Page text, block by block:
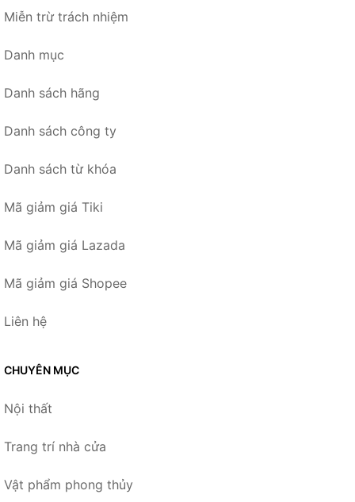
Miễn trừ trách nhiệm
Danh mục
Danh sách hãng
Danh sách công ty
Danh sách từ khóa
Mã giảm giá Tiki
Mã giảm giá Lazada
Mã giảm giá Shopee
Liên hệ
CHUYÊN MỤC
Nội thất
Trang trí nhà cửa
Vật phẩm phong thủy